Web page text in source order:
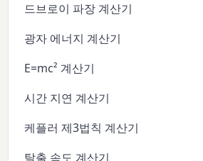
드브로이 파장 계산기
광자 에너지 계산기
E=mc² 계산기
시간 지연 계산기
케플러 제3법칙 계산기
탈출 속도 계산기